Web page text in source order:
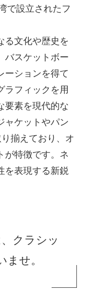
で設立されたフ
る文化や歴史を
バスケットボー
ーションを得て
ラフィックを用
要素を現代的な
ャケットやパン
揃えており、オ
が特徴です。ネ
を表現する新鋭
クラシッ
ませ。